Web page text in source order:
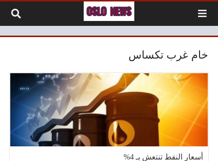
خام غرب تكساس
أسعار النفط تنتعش بـ 4%